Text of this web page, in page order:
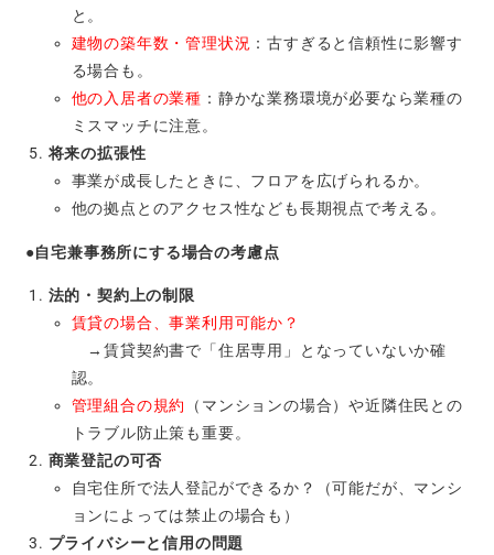
と。
建物の築年数・管理状況 ：古すぎると信頼性に影響す
る場合も。
他の入居者の業種 ：静かな業務環境が必要なら業種の
ミスマッチに注意。
将来の拡張性
事業が成長したときに、フロアを広げられるか。
他の拠点とのアクセス性なども長期視点で考える。
●自宅兼事務所にする場合の考慮点
法的・契約上の制限
賃貸の場合、事業利用可能か？
→賃貸契約書で「住居専用」となっていないか確
認。
管理組合の規約
（マンションの場合）や近隣住民との
トラブル防止策も重要。
商業登記の可否
自宅住所で法人登記ができるか？（可能だが、マンシ
ョンによっては禁止の場合も）
プライバシーと信用の問題